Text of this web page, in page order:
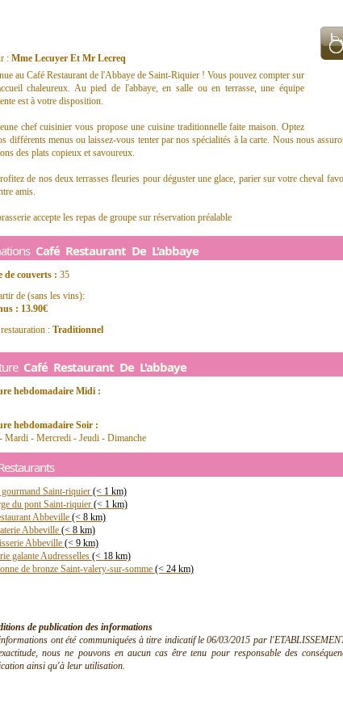
: Mme Lecuyer Et Mr Lecreq
au Café Restaurant de l'Abbaye de Saint-Riquier ! Vous pouvez compter sur
chaleureux. Au pied de l'abbaye, en salle ou en terrasse, une équipe
est à votre disposition.
chef cuisinier vous propose une cuisine traditionnelle faite maison. Optez
différents menus ou laissez-vous tenter par nos spécialités à la carte. Nous nous
des plats copieux et savoureux.
de nos deux terrasses fleuries pour déguster une glace, parier sur votre cheval
amis.
accepte les repas de groupe sur réservation préalable
Café Restaurant De L'abbaye
de couverts : 35
de (sans les vins):
: 13.90€
: Traditionnel
Café Restaurant De L'abbaye
hebdomadaire Midi :
hebdomadaire Soir :
Mardi - Mercredi - Jeudi - Dimanche
Saint-riquier (< 1 km)
du pont Saint-riquier (< 1 km)
Abbeville (< 8 km)
Abbeville (< 8 km)
Abbeville (< 9 km)
galante Audresselles (< 18 km)
de bronze Saint-valery-sur-somme (< 24 km)
de publication des informations
ont été communiquées à titre indicatif le 06/03/2015 par
nous ne pouvons en aucun cas être tenu pour responsable des
ainsi qu'à leur utilisation.